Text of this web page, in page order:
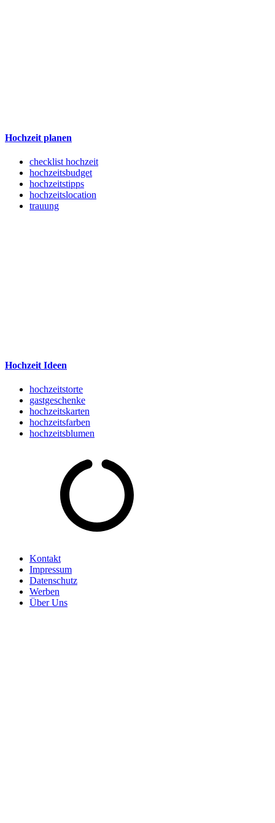
Hochzeit planen
checklist hochzeit
hochzeitsbudget
hochzeitstipps
hochzeitslocation
trauung
Hochzeit Ideen
hochzeitstorte
gastgeschenke
hochzeitskarten
hochzeitsfarben
hochzeitsblumen
Kontakt
Impressum
Datenschutz
Werben
Über Uns